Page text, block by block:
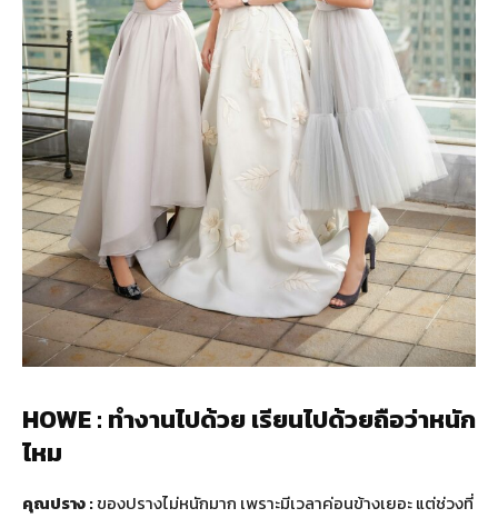
HOWE : ทำงานไปด้วย เรียนไปด้วยถือว่าหนัก
ไหม
คุณปราง :ของปรางไม่หนักมาก เพราะมีเวลาค่อนข้างเยอะ แต่ช่วงที่